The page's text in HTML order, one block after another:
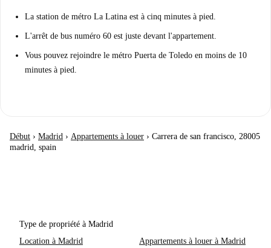
La station de métro La Latina est à cinq minutes à pied.
L'arrêt de bus numéro 60 est juste devant l'appartement.
Vous pouvez rejoindre le métro Puerta de Toledo en moins de 10
minutes à pied.
Début › Madrid › Appartements à louer › Carrera de san francisco, 28005
madrid, spain
Type de propriété à Madrid
Location à Madrid
Appartements à louer à Madrid